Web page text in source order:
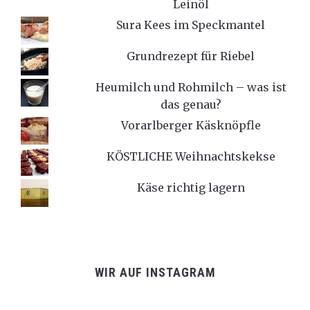
Leinöl
Sura Kees im Speckmantel
Grundrezept für Riebel
Heumilch und Rohmilch – was ist
das genau?
Vorarlberger Käsknöpfle
KÖSTLICHE Weihnachtskekse
Käse richtig lagern
WIR AUF INSTAGRAM